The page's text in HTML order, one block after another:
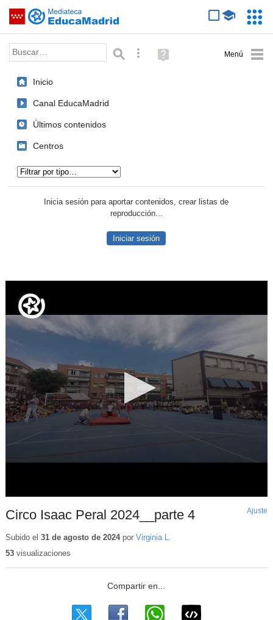
Saltar navegación
Palabra o frase: Búsqueda avanzada
Ayuda
(en
Inicio
Canal EducaMadrid
Últimos contenidos
Centros
Inicia sesión para aportar contenidos, crear listas de
reproducción...
Iniciar sesión
Circo Isaac Peral 2024__parte 4 Ajuste
Subido el 31 de agosto de 2024por Virginia L.
53visualizaciones